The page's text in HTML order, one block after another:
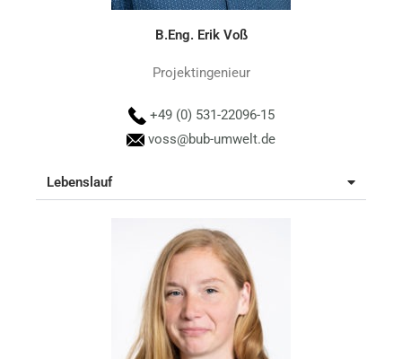
B.Eng. Erik Voß
Projektingenieur
+49 (0) 531-22096-15
voss@bub-umwelt.de
Lebenslauf